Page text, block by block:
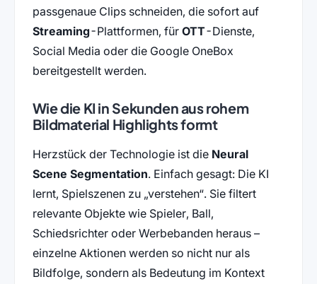
passgenaue Clips schneiden, die sofort auf
Streaming-Plattformen, für OTT-Dienste,
Social Media oder die Google OneBox
bereitgestellt werden.
Wie die KI in Sekunden aus rohem
Bildmaterial Highlights formt
Herzstück der Technologie ist die Neural
Scene Segmentation. Einfach gesagt: Die KI
lernt, Spielszenen zu „verstehen“. Sie filtert
relevante Objekte wie Spieler, Ball,
Schiedsrichter oder Werbebanden heraus –
einzelne Aktionen werden so nicht nur als
Bildfolge, sondern als Bedeutung im Kontext